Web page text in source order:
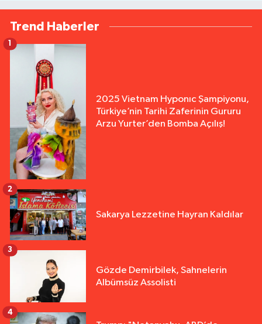
Trend Haberler
2025 Vietnam Hyponıc Şampiyonu,
Türkiye’nin Tarihi Zaferinin Gururu
Arzu Yurter’den Bomba Açılış!
1
Sakarya Lezzetine Hayran Kaldılar
2
Gözde Demirbilek, Sahnelerin
Albümsüz Assolisti
3
4